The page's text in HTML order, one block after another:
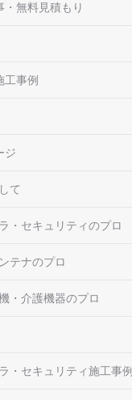
・無料見積もり
工事例
ジ
て
・セキュリティのプロ
テナのプロ
・介護機器のプロ
・セキュリティ施工事例